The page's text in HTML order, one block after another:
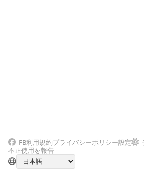
FB利用規約プライバシーポリシー設定
不正使用を報告